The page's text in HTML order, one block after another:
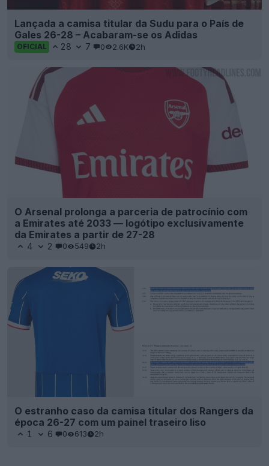
Lançada a camisa titular da Sudu para o País de
Gales 26-28 – Acabaram-se os Adidas
OFICIAL 28 7 0 2.6K 2h
O Arsenal prolonga a parceria de patrocínio com
a Emirates até 2033 — logótipo exclusivamente
da Emirates a partir de 27-28
4 2 0 549 2h
O estranho caso da camisa titular dos Rangers da
época 26-27 com um painel traseiro liso
1 6 0 613 2h